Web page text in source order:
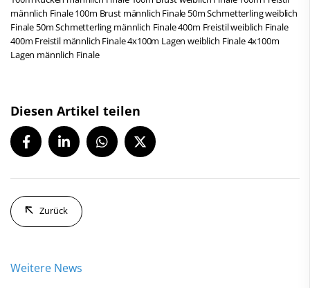
männlich Finale 100m Brust männlich Finale 50m Schmetterling weiblich
Finale 50m Schmetterling männlich Finale 400m Freistil weiblich Finale
400m Freistil männlich Finale 4x100m Lagen weiblich Finale 4x100m
Lagen männlich Finale
Diesen Artikel teilen
Zurück
Weitere News